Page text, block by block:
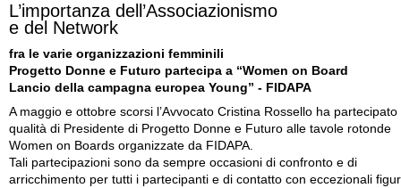
L’importanza dell’Associazionismo
e del Network
fra le varie organizzazioni femminili
Progetto Donne e Futuro partecipa a “Women on Board
Lancio della campagna europea Young” - FIDAPA
A maggio e ottobre scorsi l’Avvocato Cristina Rossello ha partecipato
qualità di Presidente di Progetto Donne e Futuro alle tavole rotonde
Women on Boards organizzate da FIDAPA.
Tali partecipazioni sono da sempre occasioni di confronto e di
arricchimento per tutti i partecipanti e di contatto con eccezionali